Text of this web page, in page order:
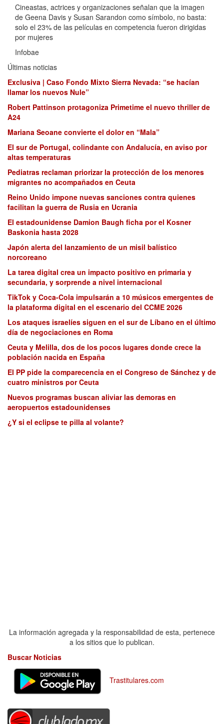
Cineastas, actrices y organizaciones señalan que la imagen
de Geena Davis y Susan Sarandon como símbolo, no basta:
solo el 23% de las películas en competencia fueron dirigidas
por mujeres
Infobae
Últimas noticias
Exclusiva | Caso Fondo Mixto Sierra Nevada: “se hacían
llamar los nuevos Nule”
Robert Pattinson protagoniza Primetime el nuevo thriller de
A24
Mariana Seoane convierte el dolor en “Mala”
El sur de Portugal, colindante con Andalucía, en aviso por
altas temperaturas
Pediatras reclaman priorizar la protección de los menores
migrantes no acompañados en Ceuta
Reino Unido impone nuevas sanciones contra quienes
facilitan la guerra de Rusia en Ucrania
El estadounidense Damion Baugh ficha por el Kosner
Baskonia hasta 2028
Japón alerta del lanzamiento de un misil balístico
norcoreano
La tarea digital crea un impacto positivo en primaria y
secundaria, y sorprende a nivel internacional
TikTok y Coca-Cola impulsarán a 10 músicos emergentes de
la plataforma digital en el escenario del CCME 2026
Los ataques israelíes siguen en el sur de Líbano en el último
día de negociaciones en Roma
Ceuta y Melilla, dos de los pocos lugares donde crece la
población nacida en España
El PP pide la comparecencia en el Congreso de Sánchez y de
cuatro ministros por Ceuta
Nuevos programas buscan aliviar las demoras en
aeropuertos estadounidenses
¿Y si el eclipse te pilla al volante?
La información agregada y la responsabilidad de esta, pertenece
a los sitios que lo publican.
Buscar Noticias
Trastitulares.com